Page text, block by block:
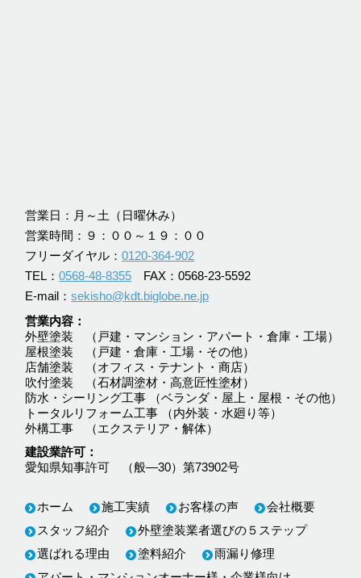
営業日：月～土（日曜休み）
営業時間：９：００～１９：００
フリーダイヤル：0120-364-902
TEL：0568-48-8355 FAX：0568-23-5592
E-mail：sekisho@kdt.biglobe.ne.jp
営業内容
外壁塗装 （戸建・マンション・アパート・倉庫・工場）
屋根塗装 （戸建・倉庫・工場・その他）
店舗塗装 （オフィス・テナント・商店）
吹付塗装 （石材調塗材・高意匠性塗材）
防水・シーリング工事 （ベランダ・屋上・屋根・その他）
トータルリフォーム工事 （内外装・水廻り等）
外構工事 （エクステリア・解体）
建設業許可
愛知県知事許可 （般―30）第73902号
ホーム 施工実績 お客様の声
会社概要
スタッフ紹介
外壁塗装業者選びの５ステップ
選ばれる理由
塗料紹介
雨漏り修理